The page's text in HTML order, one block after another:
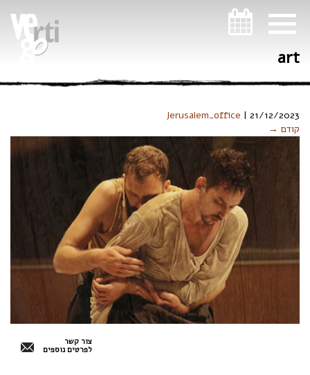
art
Jerusalem_office | 21/12/2023
קודם →
צור קשר
לפרטים נוספים